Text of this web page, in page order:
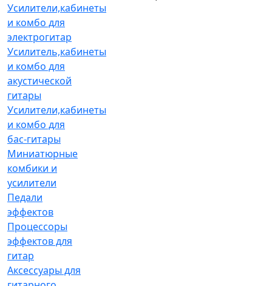
Усилители,кабинеты
и комбо для
электрогитар
Усилитель,кабинеты
и комбо для
акустической
гитары
Усилители,кабинеты
и комбо для
бас-гитары
Миниатюрные
комбики и
усилители
Педали
эффектов
Процессоры
эффектов для
гитар
Аксессуары для